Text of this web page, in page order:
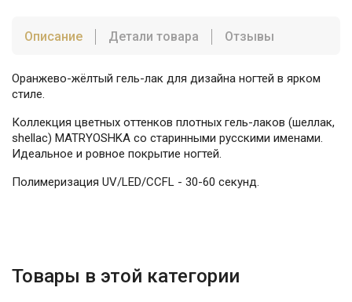
Описание Детали товара Отзывы
Оранжево-жёлтый гель-лак для дизайна ногтей в ярком
стиле.
Коллекция цветных оттенков плотных гель-лаков (шеллак,
shellac) MATRYOSHKA со старинными русскими именами.
Идеальное и ровное покрытие ногтей.
Полимеризация UV/LED/CCFL - 30-60 секунд.
Товары в этой категории